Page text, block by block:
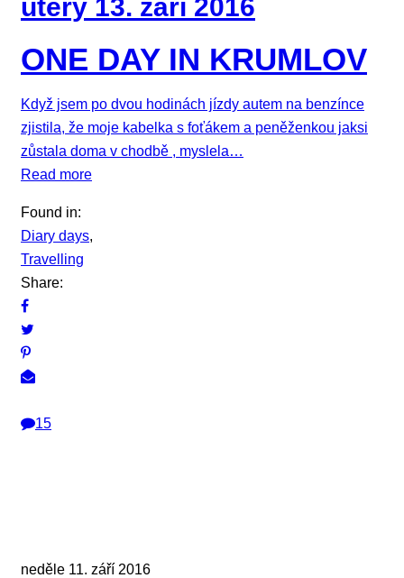
úterý 13. září 2016
ONE DAY IN KRUMLOV
Když jsem po dvou hodinách jízdy autem na benzínce
zjistila, že moje kabelka s foťákem a peněženkou jaksi
zůstala doma v chodbě , myslela…
Read more
Found in:
Diary days,
Travelling
Share:
15
neděle 11. září 2016